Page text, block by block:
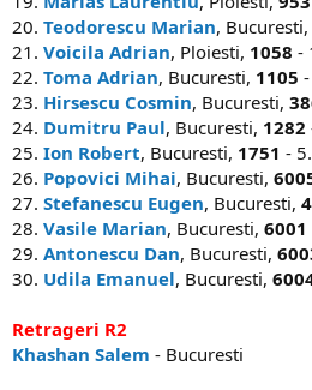
20. Teodorescu Marian, Bucuresti,
21. Voicila Adrian, Ploiesti, 1058 -
22. Toma Adrian, Bucuresti, 1105
23. Hirsescu Cosmin, Bucuresti,
24. Dumitru Paul, Bucuresti, 1282
25. Ion Robert, Bucuresti, 1751 -
26. Popovici Mihai, Bucuresti,
27. Stefanescu Eugen, Bucuresti,
28. Vasile Marian, Bucuresti, 6001
29. Antonescu Dan, Bucuresti,
30. Udila Emanuel, Bucuresti,
Retrageri R2
Khashan Salem - Bucuresti